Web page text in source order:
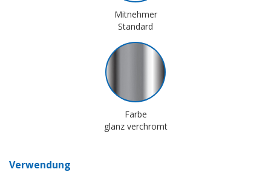
Mitnehmer
Standard
Farbe
glanz verchromt
Verwendung